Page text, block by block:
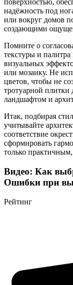
поверхностью,
надёжность под
или вокруг домов
создающими
Помните о
текстуры и
визуальных
или мозаику. Не
цветов, чтобы не
тротуарной
ландшафтом и
Итак, подбирая
учитывайте
соответствие
сформировать
только
Видео: Как
Ошибки при
Рейтинг